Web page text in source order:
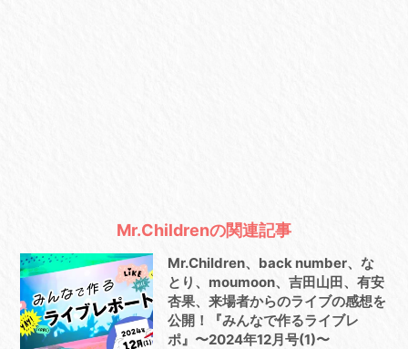
Mr.Childrenの関連記事
Mr.Children、back number、な
とり、moumoon、吉田山田、有安
杏果、来場者からのライブの感想を
公開！『みんなで作るライブレ
ポ』〜2024年12月号(1)〜